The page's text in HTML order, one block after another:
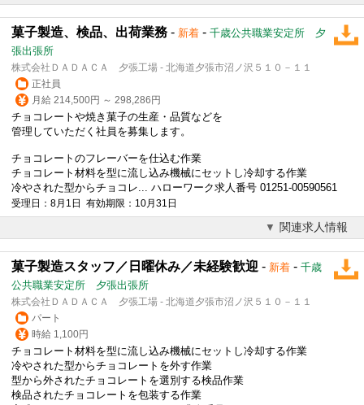
菓子製造、検品、出荷業務 - 新着 - 千歳公共職業安定所 夕
張出張所
株式会社ＤＡＤＡＣＡ 夕張工場 - 北海道夕張市沼ノ沢５１０－１１
正社員
月給 214,500円 ～ 298,286円
チョコレートや焼き菓子の生産・品質などを
管理していただく社員を募集します。
チョコレートのフレーバーを仕込む作業
チョコレート材料を型に流し込み機械にセットし冷却する作業
冷やされた型からチョコレ... ハローワーク求人番号 01251-00590561
受理日：8月1日 有効期限：10月31日
関連求人情報
菓子製造スタッフ／日曜休み／未経験歓迎 - 新着 - 千歳
公共職業安定所 夕張出張所
株式会社ＤＡＤＡＣＡ 夕張工場 - 北海道夕張市沼ノ沢５１０－１１
パート
時給 1,100円
チョコレート材料を型に流し込み機械にセットし冷却する作業
冷やされた型からチョコレートを外す作業
型から外されたチョコレートを選別する検品作業
検品されたチョコレートを包装する作業